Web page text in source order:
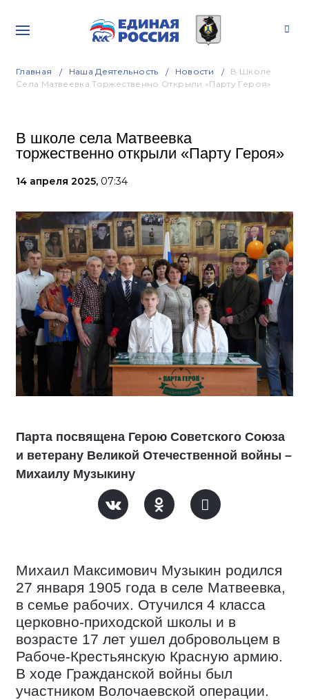
Главная Наша Деятельность Новости
В Школе
Села Матвеевка Торжественно Открыли «Парту Героя»
В школе села Матвеевка
торжественно открыли «Парту Героя»
14 апреля 2025, 07:34
Парта посвящена Герою Советского Союза
и ветерану Великой Отечественной войны –
Михаилу Музыкину
Михаил Максимович Музыкин родился
27 января 1905 года в селе Матвеевка,
в семье рабочих. Отучился 4 класса
церковно-приходской школы и в
возрасте 17 лет ушел добровольцем в
Рабоче-Крестьянскую Красную армию.
В ходе Гражданской войны был
участником Волочаевской операции.